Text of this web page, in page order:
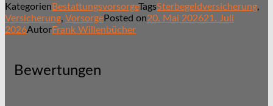
Kategorien BestattungsvorsorgeTagsSterbegeldversicherung,
Versicherung, VorsorgePosted on20. Mai 202621. Juli
2026AutorFrank Willenbücher
Bewertungen